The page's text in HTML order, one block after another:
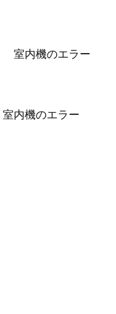
室内機のエラー
内機のエラー